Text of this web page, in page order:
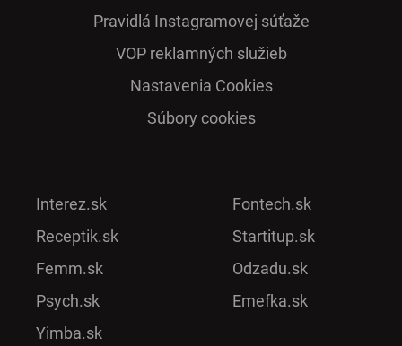
Pra­vidlá Ins­ta­gra­mo­vej sú­ťaže
VOP reklamných služieb
Nastavenia Cookies
Súbory cookies
Interez.sk
Receptik.sk
Femm.sk
Psych.sk
Yimba.sk
Fontech.sk
Startitup.sk
Odzadu.sk
Emefka.sk